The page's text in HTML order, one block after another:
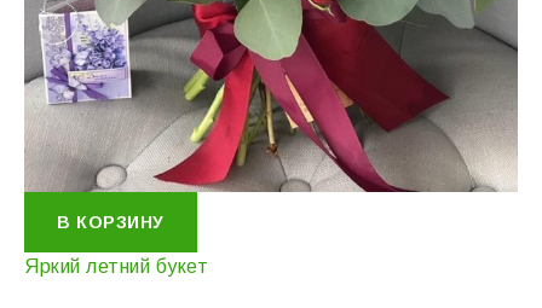
В КОРЗИНУ
Яркий летний букет